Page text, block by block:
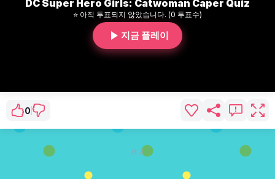
DC Super Hero Girls: Catwoman Caper Quiz
⭐ 아직 투표되지 않았습니다. (0 투표수)
지금 플레이
0
광고